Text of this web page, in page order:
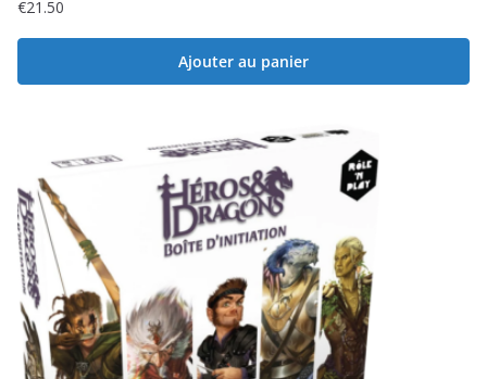
€21.50
Ajouter au panier